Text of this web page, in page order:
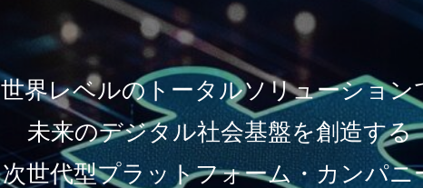
世界レベルのトータルソリューション
未来のデジタル社会基盤を創造する
次世代型プラットフォーム・カンパニ